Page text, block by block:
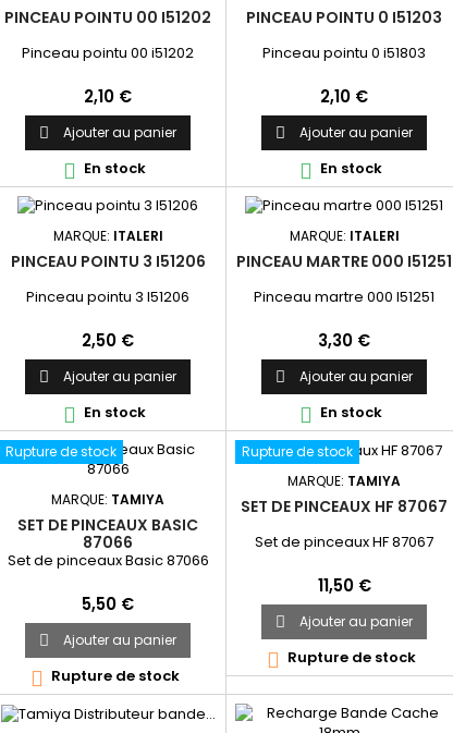
PINCEAU POINTU 00 I51202
Pinceau pointu 00 i51202
Prix
2,10 €
 Ajouter au panier
 En stock
PINCEAU POINTU 0 I51203
Pinceau pointu 0 i51803
Prix
2,10 €
 Ajouter au panier
 En stock
MARQUE: ITALERI
PINCEAU POINTU 3 I51206
Pinceau pointu 3 I51206
Prix
2,50 €
 Ajouter au panier
 En stock
MARQUE: ITALERI
PINCEAU MARTRE 000 I51251
Pinceau martre 000 I51251
Prix
3,30 €
 Ajouter au panier
 En stock
Rupture de stock
MARQUE: TAMIYA
SET DE PINCEAUX BASIC
87066
Set de pinceaux Basic 87066
Prix
5,50 €
 Ajouter au panier
 Rupture de stock
Rupture de stock
MARQUE: TAMIYA
SET DE PINCEAUX HF 87067
Set de pinceaux HF 87067
Prix
11,50 €
 Ajouter au panier
 Rupture de stock